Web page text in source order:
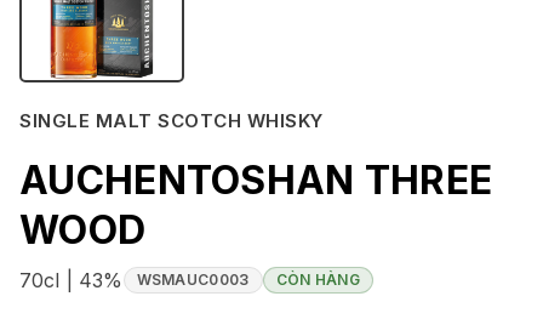
SINGLE MALT SCOTCH WHISKY
AUCHENTOSHAN THREE
WOOD
70cl | 43% WSMAUC0003 CÒN HÀNG